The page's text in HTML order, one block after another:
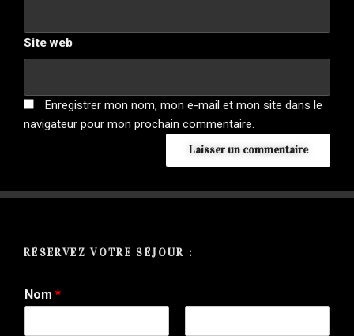
Site web
Enregistrer mon nom, mon e-mail et mon site dans le
navigateur pour mon prochain commentaire.
l
r
a
t
RÉSERVEZ VOTRE SÉJOUR :
Nom *